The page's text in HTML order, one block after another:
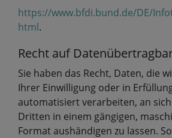
https://www.bfdi.bund.de/DE/
html.
Recht auf
Sie haben das Recht, Daten, die
Ihrer Einwilligung oder in
automatisiert verarbeiten, an
Dritten in einem gängigen,
Format aushändigen zu lassen.